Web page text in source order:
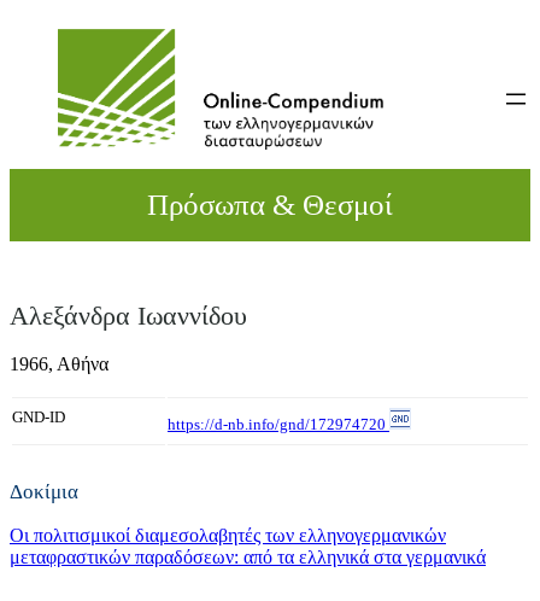
Πρόσωπα & Θεσμοί
Αλεξάνδρα Ιωαννίδου
1966, Αθήνα
GND-ID https://d-nb.info/gnd/172974720
Δοκίμια
Οι πολιτισμικοί διαμεσολαβητές των ελληνογερμανικών
μεταφραστικών παραδόσεων: από τα ελληνικά στα γερμανικά